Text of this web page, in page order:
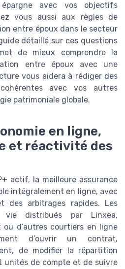
avec vos objectifs
vous aussi aux règles de
entre époux dans le secteur
détaillé sur ces questions
de mieux comprendre la
entre époux avec une
vous aidera à rédiger des
avec vos autres
patrimoniale globale.
en ligne,
et réactivité des
actif, la meilleure assurance
intégralement en ligne, avec
des arbitrages rapides. Les
vie distribués par Linxea,
ou d’autres courtiers en ligne
d’ouvrir un contrat,
de modifier la répartition
unités de compte et de suivre